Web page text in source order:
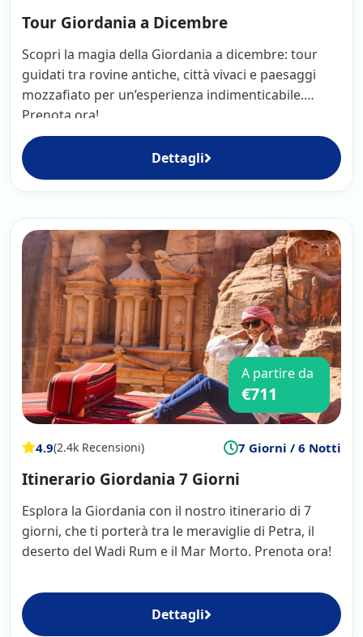
Tour Giordania a Dicembre
Scopri la magia della Giordania a dicembre: tour
guidati tra rovine antiche, città vivaci e paesaggi
mozzafiato per un’esperienza indimenticabile.
Prenota ora!
Dettagli
A partire da
€711
4.9(2.4k Recensioni) 7 Giorni / 6 Notti
Itinerario Giordania 7 Giorni
Esplora la Giordania con il nostro itinerario di 7
giorni, che ti porterà tra le meraviglie di Petra, il
deserto del Wadi Rum e il Mar Morto. Prenota ora!
Dettagli